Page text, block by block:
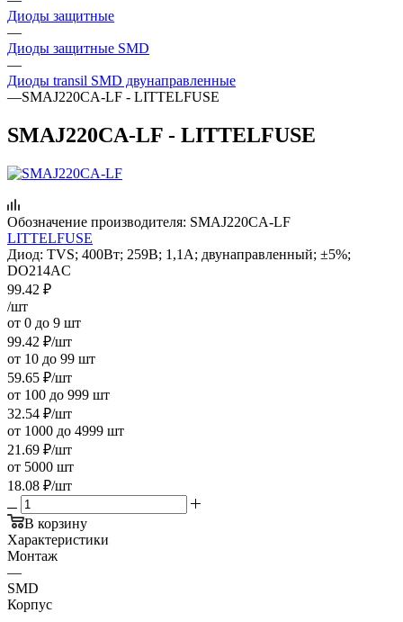
Диоды защитные
—
Диоды защитные SMD
—
Диоды transil SMD двунаправленные
—SMAJ220CA-LF - LITTELFUSE
SMAJ220CA-LF - LITTELFUSE
Обозначение производителя: SMAJ220CA-LF
LITTELFUSE
Диод: TVS; 400Вт; 259В; 1,1А; двунаправленный; ±5%;
DO214AC
99.42 ₽
/шт
от 0 до 9 шт
99.42 ₽/шт
от 10 до 99 шт
59.65 ₽/шт
от 100 до 999 шт
32.54 ₽/шт
от 1000 до 4999 шт
21.69 ₽/шт
от 5000 шт
18.08 ₽/шт
В корзину
Характеристики
Монтаж
—
SMD
Корпус